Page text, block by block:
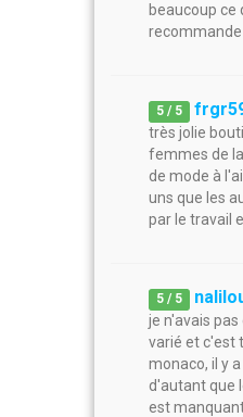
beaucoup
5 / 5
très jolie
femmes de
de mode à
uns que les
par le travail
5 / 5
je n'avais
varié et c'est
monaco, il y
d'autant que
est